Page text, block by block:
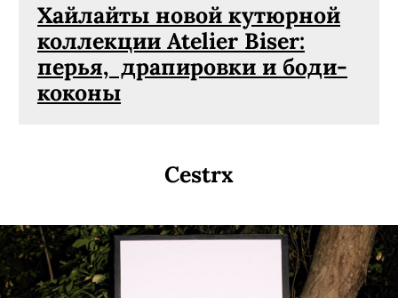
Хайлайты новой кутюрной
коллекции Atelier Biser:
перья, драпировки и боди-
коконы
Cestrx